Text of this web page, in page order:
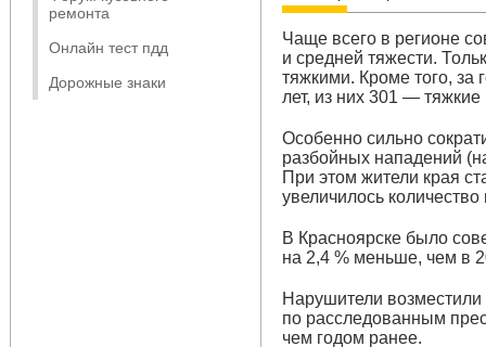
ремонта
Онлайн тест пдд
Дорожные знаки
Чаще всего в регионе
и средней тяжести.
тяжкими. Кроме того, за
лет, из них 301 —
Особенно сильно
разбойных нападений
При этом жители края
увеличилось
В Красноярске было
на 2,4 % меньше, чем в
Нарушители
по расследованным
чем годом ранее.